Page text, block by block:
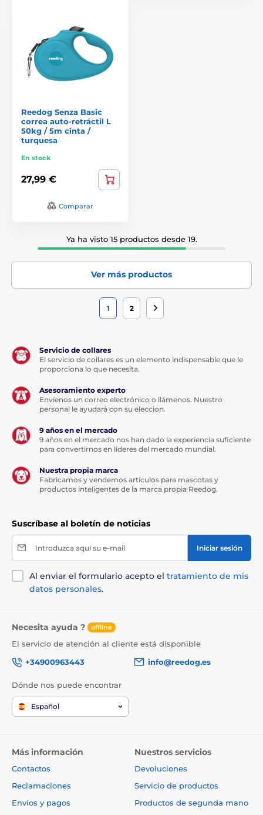
Reedog Senza Basic
correa auto-retráctil L
50kg / 5m cinta /
turquesa
En stock
27,99 €
Comparar
Ya ha visto 15 productos desde 19.
Ver más productos
1 2
Servicio de collares
El servicio de collares es un elemento indispensable que le
proporciona lo que necesita.
Asesoramiento experto
Envíenos un correo electrónico o llámenos. Nuestro
personal le ayudará con su eleccion.
9 años en el mercado
9 años en el mercado nos han dado la experiencia suficiente
para convertirnos en líderes del mercado mundial.
Nuestra propia marca
Fabricamos y vendemos artículos para mascotas y
productos inteligentes de la marca propia Reedog.
Suscríbase al boletín de noticias
Introduzca aquí su e-mail Iniciar sesión
Al enviar el formulario acepto el tratamiento de mis
datos personales.
Necesita ayuda ? offline
El servicio de atención al cliente está disponible
+34900963443
info@reedog.es
Dónde nos puede encontrar
Español
Más información
Contactos
Reclamaciones
Envíos y pagos
Nuestros servicios
Devoluciones
Servicio de productos
Productos de segunda mano